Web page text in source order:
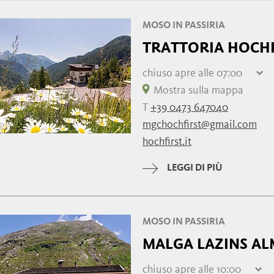
MOSO IN PASSIRIA
TRATTORIA
chiuso apre alle 07:00
giovedì
07:00 - 22:00
venerdì
07:00 - 22:00
domenica
07:00 - 22:00
lunedì
mercoledì
07:00 - 22:00
Mostra sulla mappa
T +39 0473 647040
mgchochfirst@gmail.com
hochfirst.it
LEGGI DI PIÙ
MOSO IN PASSIRIA
MALGA LAZINS
chiuso apre alle 10:00